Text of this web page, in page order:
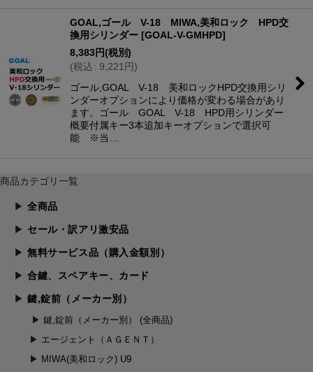
GOAL,ゴール V-18 MIWA,美和ロック HPD交
換用シリンダー [GOAL-V-GMHPD]
8,383円(税別)
(税込: 9,221 円)
ゴール,GOAL V-18 美和ロックHPD交換用シリ
ンダーオプションにより価格が変わる場合があり
ます。ゴール GOAL V-18 HPD用シリンダー
概要付属キー3本追加キーオプションで選択可
能 ※当…
商品カテゴリ一覧
全商品
セール・訳アリ激安品
無料サービス品（購入金額別）
合鍵、スペアキー、カード
鍵,錠前（メーカー別）
鍵,錠前（メーカー別） (全商品)
エージェント（ＡＧＥＮＴ）
MIWA(美和ロック) U9